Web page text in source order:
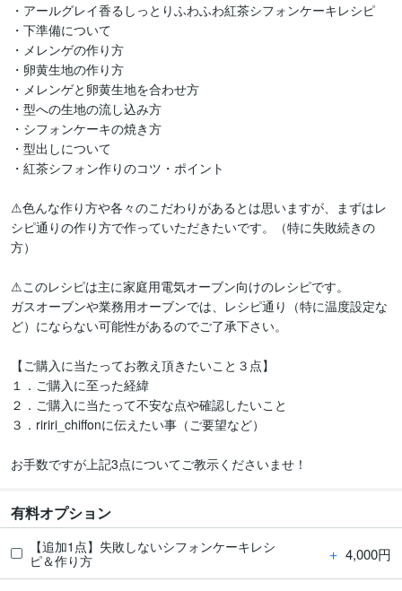
・アールグレイ香るしっとりふわふわ紅茶シフォンケーキレシピ
・下準備について
・メレンゲの作り方
・卵黄生地の作り方
・メレンゲと卵黄生地を合わせ方
・型への生地の流し込み方
・シフォンケーキの焼き方
・型出しについて
・紅茶シフォン作りのコツ・ポイント
⚠色んな作り方や各々のこだわりがあるとは思いますが、まずはレ
シピ通りの作り方で作っていただきたいです。（特に失敗続きの
方）
⚠このレシピは主に家庭用電気オーブン向けのレシピです。
ガスオーブンや業務用オーブンでは、レシピ通り（特に温度設定な
ど）にならない可能性があるのでご了承下さい。
【ご購入に当たってお教え頂きたいこと３点】
１．ご購入に至った経緯
２．ご購入に当たって不安な点や確認したいこと
３．ririri_chiffonに伝えたい事（ご要望など）
お手数ですが上記3点についてご教示くださいませ！
有料オプション
【追加1点】失敗しないシフォンケーキレシ
ピ＆作り方
＋ 4,000円